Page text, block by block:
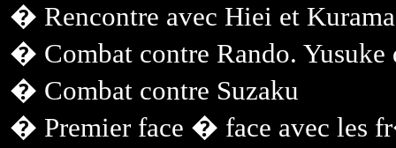
� Rencontre avec Hiei et Kurama
� Combat contre Rando.
� Combat contre Suzaku
� Premier face � face avec les